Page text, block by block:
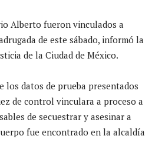
Alberto fueron vinculados a
de este sábado, informó la
de la Ciudad de México.
los datos de prueba presentados
de control vinculara a proceso a
de secuestrar y asesinar a
fue encontrado en la alcaldía